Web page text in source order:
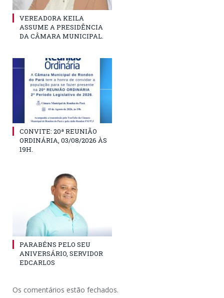
VEREADORA KEILA
ASSUME A PRESIDÊNCIA
DA CÂMARA MUNICIPAL.
CONVITE: 20ª REUNIÃO
ORDINÁRIA, 03/08/2026 ÀS
19H.
PARABÉNS PELO SEU
ANIVERSÁRIO, SERVIDOR
EDCARLOS
Os comentários estão fechados.